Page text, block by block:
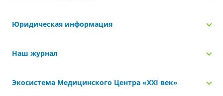
Юридическая информация
Наш журнал
Экосистема Медицинского Центра «‎XXI век»